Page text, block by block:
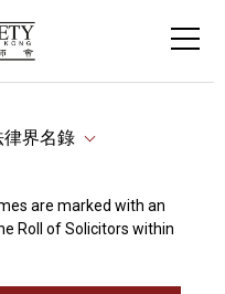
律界名錄
are marked with an
Roll of Solicitors within